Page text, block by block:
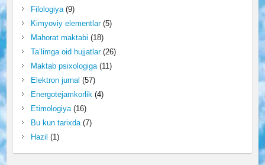
Filologiya(9)
Kimyoviy elementlar(5)
Mahorat maktabi (18)
Ta’limga oid hujjatlar(26)
Maktab psixologiga(11)
Elektron jurnal (57)
Energotejamkorlik (4)
Etimologiya(16)
Bu kun tarixda(7)
Hazil (1)